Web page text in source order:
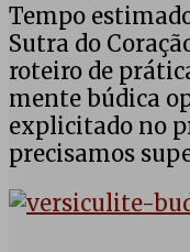
Tempo
Sutra do
roteiro de
mente búdica
explicitado no
precisamos